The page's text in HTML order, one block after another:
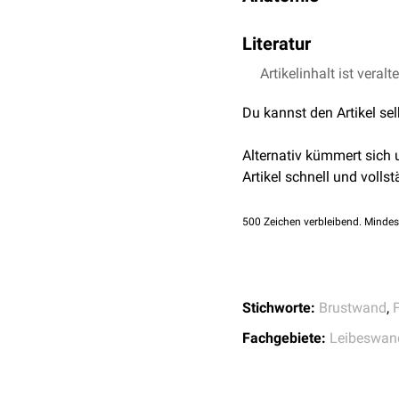
Halsfasziefort, nach
Die Fascia
verstärkt und wird als
Der Abschnitt der
verbindet, heißt
Fascia
Literatur
Waldeyer et al.,
Artikelinhalt ist
Du kannst den Artikel
Alternativ kümmert sich
Artikel schnell und
500 Zeichen verbleibend.
Stichworte: Brustwand,
Fachgebiete: